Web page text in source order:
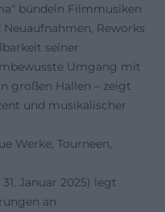
bündeln Filmmusiken
Reworks
seiner
Umgang mit
großen Hallen – zeigt
und musikalischer
Werke, Tourneen,
Januar 2025) legt
an